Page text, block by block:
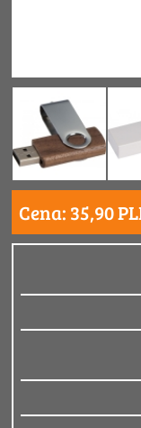
Cena: 35,90